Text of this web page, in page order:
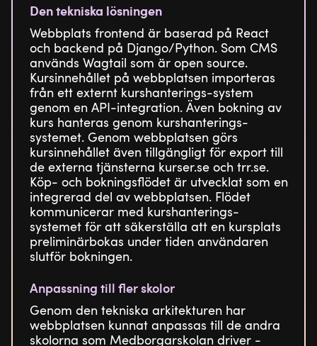
Den tekniska lösningen
Webbplats frontend är baserad på React
och backend på Django/Python. Som CMS
används Wagtail som är open source.
Kursinnehållet på webbplatsen importeras
från ett externt kurshanterings-system
genom en API-integration. Även bokning av
kurs hanteras genom kurshanterings-
systemet. Genom webbplatsen görs
kursinnehållet även tillgängligt för export till
de externa tjänsterna kurser.se och trr.se.
Köp- och bokningsflödet är utvecklat som en
integrerad del av webbplatsen. Flödet
kommunicerar med kurshanterings-
systemet för att säkerställa att en kursplats
preliminärbokas under tiden användaren
slutför bokningen.
Anpassning till fler skolor
Genom den tekniska arkitekturen har
webbplatsen kunnat anpassas till de andra
skolorna som Medborgarskolan driver -